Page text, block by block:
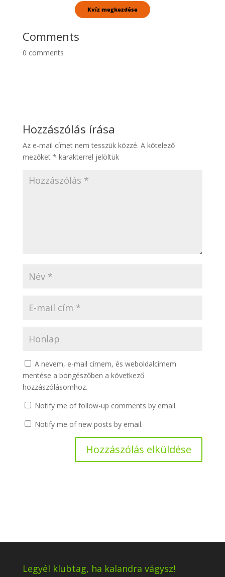
Comments
0 comments
Hozzászólás írása
Az e-mail címet nem tesszük közzé. A kötelező
mezőket * karakterrel jelöltük
A nevem, e-mail címem, és weboldalcímem
mentése a böngészőben a következő
hozzászólásomhoz.
Notify me of follow-up comments by email.
Notify me of new posts by email.
Legyél klubtag, ha kalandra vágysz!